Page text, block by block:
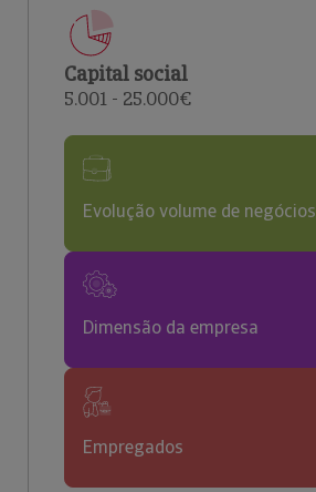
Capital social
5.001 - 25.000€
Evolução volume de negócios
Dimensão da empresa
Empregados